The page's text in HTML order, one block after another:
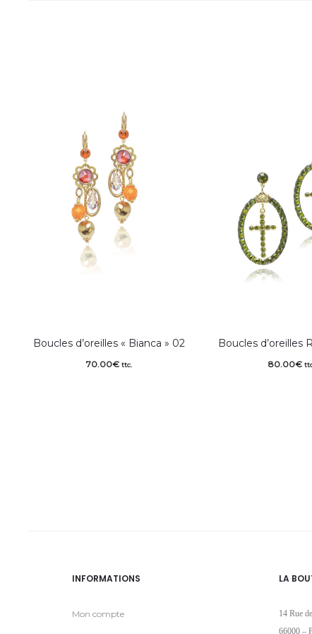
Boucles d’oreilles « Bianca » 02
70.00€ ttc.
Boucles d’oreilles
80.00€
INFORMATIONS
Mon compte
LA
14 Rue
66000 –